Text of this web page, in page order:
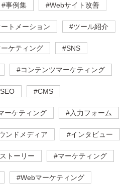
#事例集 #Webサイト改善
トメーション #ツール紹介
ケティング #SNS
#コンテンツマーケティング
#CMS
ーケティング #入力フォーム
ンドメディア #インタビュー
トーリー #マーケティング
#Webマーケティング